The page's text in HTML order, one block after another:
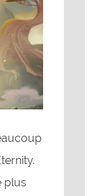
plus